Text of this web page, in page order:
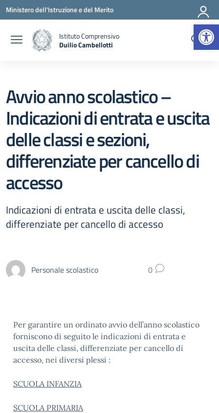
Vai ai contenuti
Vai al menu di navigazione
Vai al footer
Ministero dell'Istruzione e del Merito
Istituto Comprensivo
Duilio Cambellotti
Avvio anno scolastico –
Indicazioni di entrata e uscita
delle classi e sezioni,
differenziate per cancello di
accesso
Indicazioni di entrata e uscita delle classi,
differenziate per cancello di accesso
Personale scolastico 0
Per garantire un ordinato avvio dell’anno scolastico
forniscono di seguito le indicazioni di entrata e
uscita delle classi, differenziate per cancello di
accesso, nei diversi plessi :
SCUOLA INFANZIA
SCUOLA PRIMARIA